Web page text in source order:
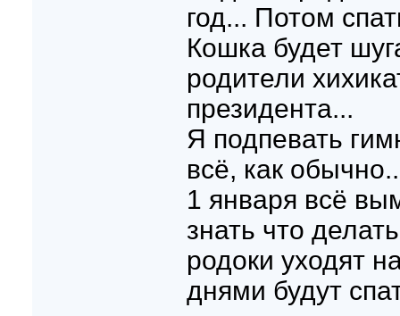
год... Потом
Кошка будет
родители
президента...
Я подпевать
всё, как
1 января всё
знать что
родоки уходят
днями будут